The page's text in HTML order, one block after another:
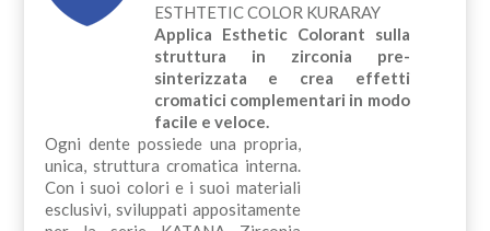
ESTHTETIC COLOR KURARAY
Applica Esthetic Colorant sulla
struttura in zirconia pre-
sinterizzata e crea effetti
cromatici complementari in modo
facile e veloce.
Ogni dente possiede una propria,
unica, struttura cromatica interna.
Con i suoi colori e i suoi materiali
esclusivi, sviluppati appositamente